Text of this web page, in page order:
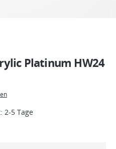
Platinum HW24
2-5 Tage